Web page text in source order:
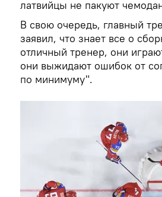
латвийцы не пакуют
В свою очередь, главный
заявил, что знает все о
отличный тренер, они
они выжидают ошибок от
по минимуму".